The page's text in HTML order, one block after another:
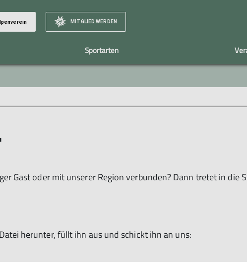
MITGLIED WERDEN
Team
Vorstand
Mitgliedschaft
Mitglied werden
Sportarten
Mountainbike
Galerie/Berichte
Gast oder mit unserer Region verbunden? Dann tretet in die
herunter, füllt ihn aus und schickt ihn an uns: